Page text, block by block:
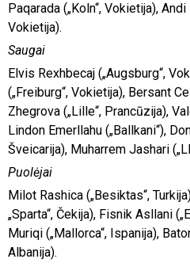
Paqarada („Koln“, Vokietija),
Vokietija).
Saugai
Elvis Rexhbecaj („Augsburg“,
(„Freiburg“, Vokietija), Bersant
Zhegrova („Lille“, Prancūzija),
Lindon Emerllahu („Ballkani“),
Šveicarija), Muharrem Jashari
Puolėjai
Milot Rashica („Besiktas“,
„Sparta“, Čekija), Fisnik Asllani
Muriqi („Mallorca“, Ispanija),
Albanija).